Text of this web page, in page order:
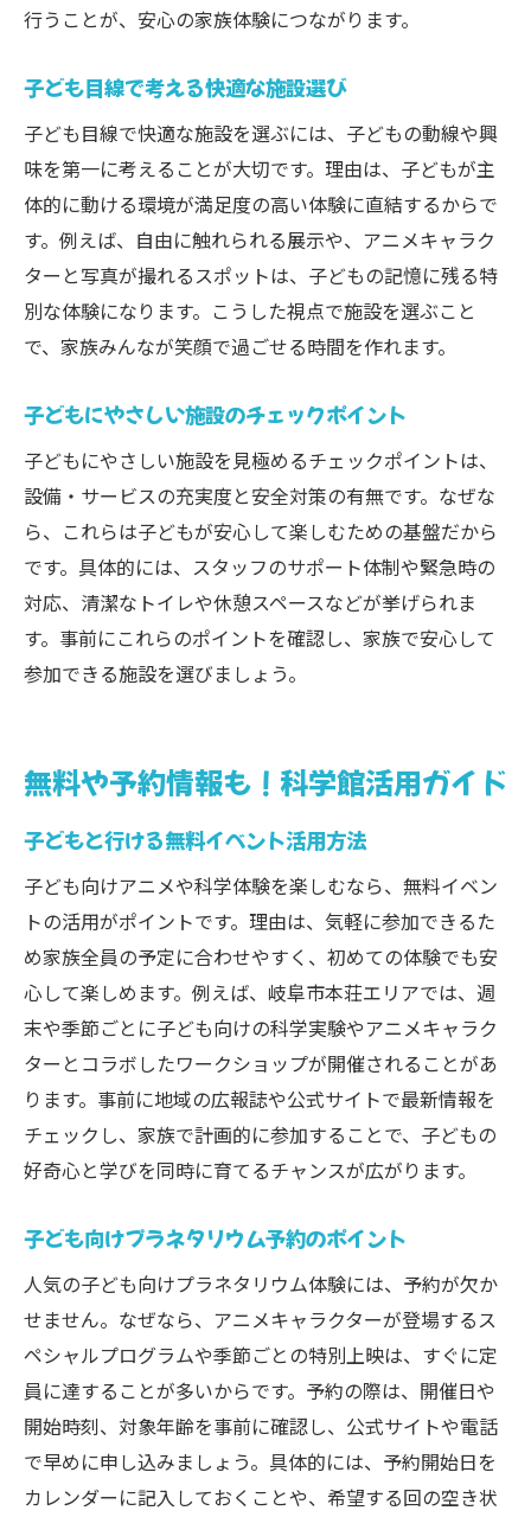
行うことが、安心の家族体験につながります。
子ども目線で考える快適な施設選び
子ども目線で快適な施設を選ぶには、子どもの動線や興
味を第一に考えることが大切です。理由は、子どもが主
体的に動ける環境が満足度の高い体験に直結するからで
す。例えば、自由に触れられる展示や、アニメキャラク
ターと写真が撮れるスポットは、子どもの記憶に残る特
別な体験になります。こうした視点で施設を選ぶこと
で、家族みんなが笑顔で過ごせる時間を作れます。
子どもにやさしい施設のチェックポイント
子どもにやさしい施設を見極めるチェックポイントは、
設備・サービスの充実度と安全対策の有無です。なぜな
ら、これらは子どもが安心して楽しむための基盤だから
です。具体的には、スタッフのサポート体制や緊急時の
対応、清潔なトイレや休憩スペースなどが挙げられま
す。事前にこれらのポイントを確認し、家族で安心して
参加できる施設を選びましょう。
無料や予約情報も！科学館活用ガイド
子どもと行ける無料イベント活用方法
子ども向けアニメや科学体験を楽しむなら、無料イベン
トの活用がポイントです。理由は、気軽に参加できるた
め家族全員の予定に合わせやすく、初めての体験でも安
心して楽しめます。例えば、岐阜市本荘エリアでは、週
末や季節ごとに子ども向けの科学実験やアニメキャラク
ターとコラボしたワークショップが開催されることがあ
ります。事前に地域の広報誌や公式サイトで最新情報を
チェックし、家族で計画的に参加することで、子どもの
好奇心と学びを同時に育てるチャンスが広がります。
子ども向けプラネタリウム予約のポイント
人気の子ども向けプラネタリウム体験には、予約が欠か
せません。なぜなら、アニメキャラクターが登場するス
ペシャルプログラムや季節ごとの特別上映は、すぐに定
員に達することが多いからです。予約の際は、開催日や
開始時刻、対象年齢を事前に確認し、公式サイトや電話
で早めに申し込みましょう。具体的には、予約開始日を
カレンダーに記入しておくことや、希望する回の空き状